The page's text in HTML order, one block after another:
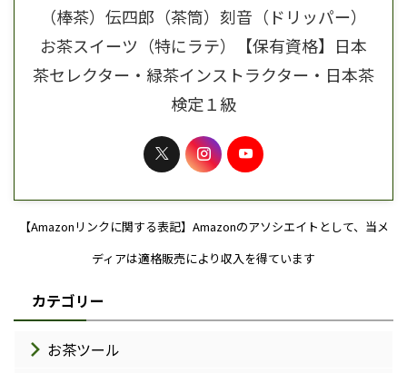
（棒茶）伝四郎（茶筒）刻音（ドリッパー）
お茶スイーツ（特にラテ）【保有資格】日本
茶セレクター・緑茶インストラクター・日本茶
検定１級
【Amazonリンクに関する表記】Amazonのアソシエイトとして、当メ
ディアは適格販売により収入を得ています
カテゴリー
お茶ツール